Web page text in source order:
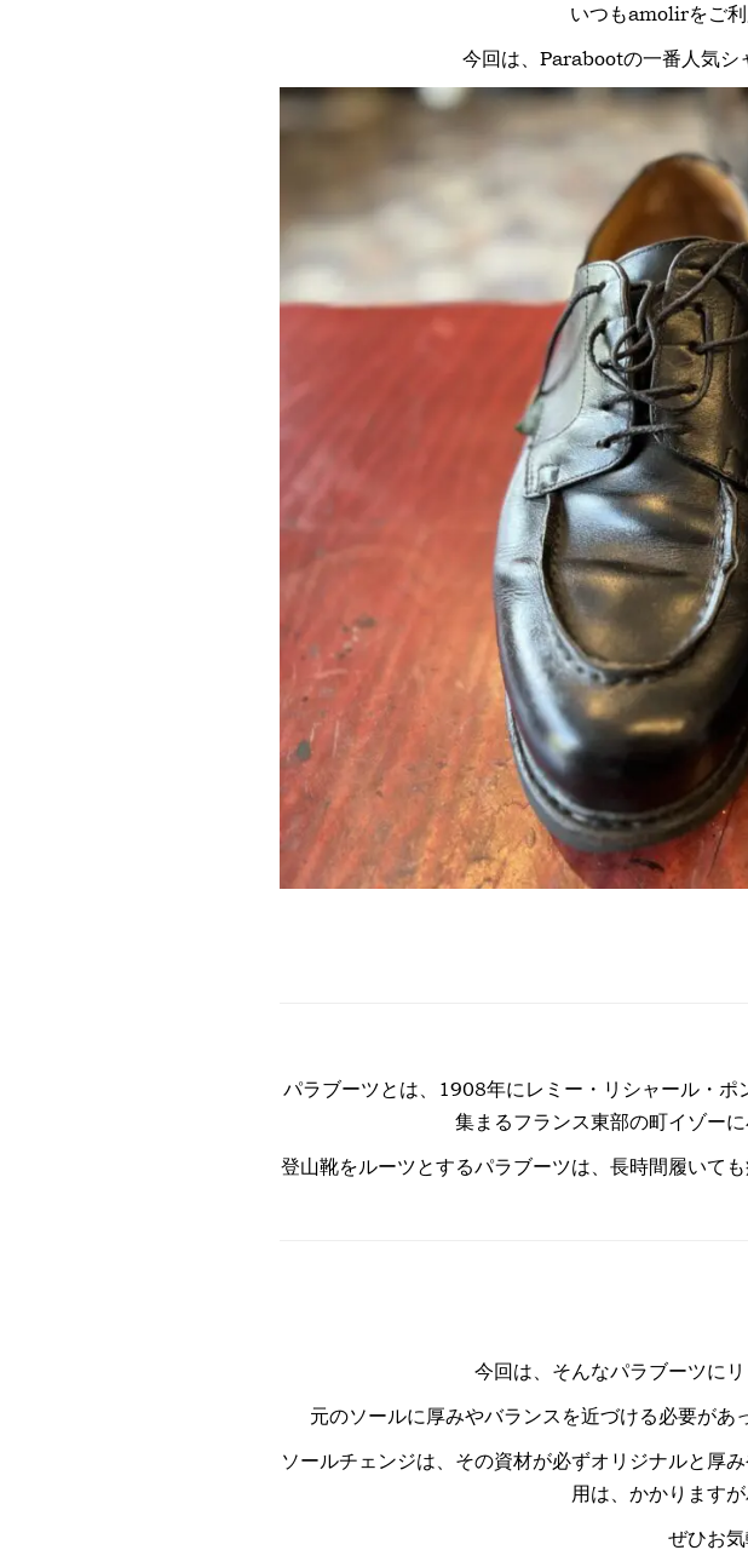
いつもamolirをご利
今回は、 Parabootの一番人気シ
パラブーツとは、1908年にレミー・リシャール・
集まるフランス東部の町イゾー
登山靴をルーツとするパラブーツは、長時間履いて
今回は、そんなパラブーツに
元のソールに厚みやバランスを近づける必要があ
ソールチェンジは、その資材が必ずオリジナルと厚
用は、かかります
ぜひお気